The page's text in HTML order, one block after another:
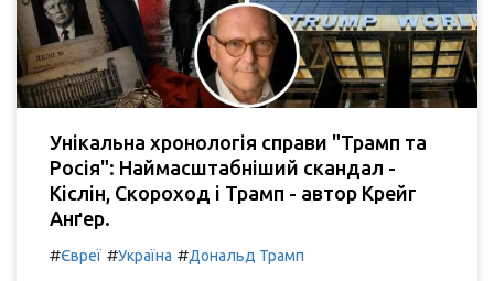
Унікальна хронологія справи "Трамп та
Росія": Наймасштабніший скандал -
Кіслін, Скороход і Трамп - автор Крейг
Анґер.
#Євреї #Україна #Дональд Трамп